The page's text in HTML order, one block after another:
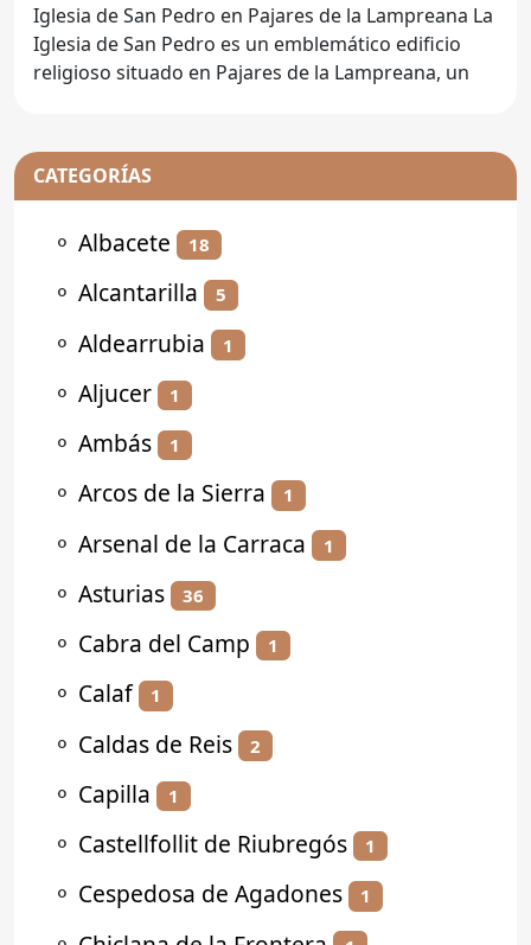
Iglesia de San Pedro en Pajares de la Lampreana La
Iglesia de San Pedro es un emblemático edificio
religioso situado en Pajares de la Lampreana, un
CATEGORÍAS
⚬ Albacete 18
⚬ Alcantarilla 5
⚬ Aldearrubia 1
⚬ Aljucer 1
⚬ Ambás 1
⚬ Arcos de la Sierra 1
⚬ Arsenal de la Carraca 1
⚬ Asturias 36
⚬ Cabra del Camp 1
⚬ Calaf 1
⚬ Caldas de Reis 2
⚬ Capilla 1
⚬ Castellfollit de Riubregós 1
⚬ Cespedosa de Agadones 1